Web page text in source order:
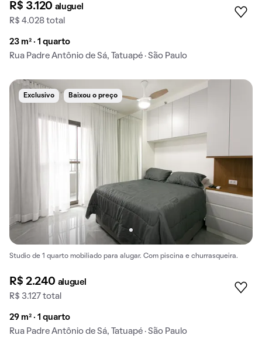
R$ 3.120 aluguel
R$ 4.028 total
23 m² · 1 quarto
Rua Padre Antônio de Sá, Tatuapé · São Paulo
Exclusivo Baixou o preço
Studio de 1 quarto mobiliado para alugar. Com piscina e churrasqueira.
R$ 2.240 aluguel
R$ 3.127 total
29 m² · 1 quarto
Rua Padre Antônio de Sá, Tatuapé · São Paulo